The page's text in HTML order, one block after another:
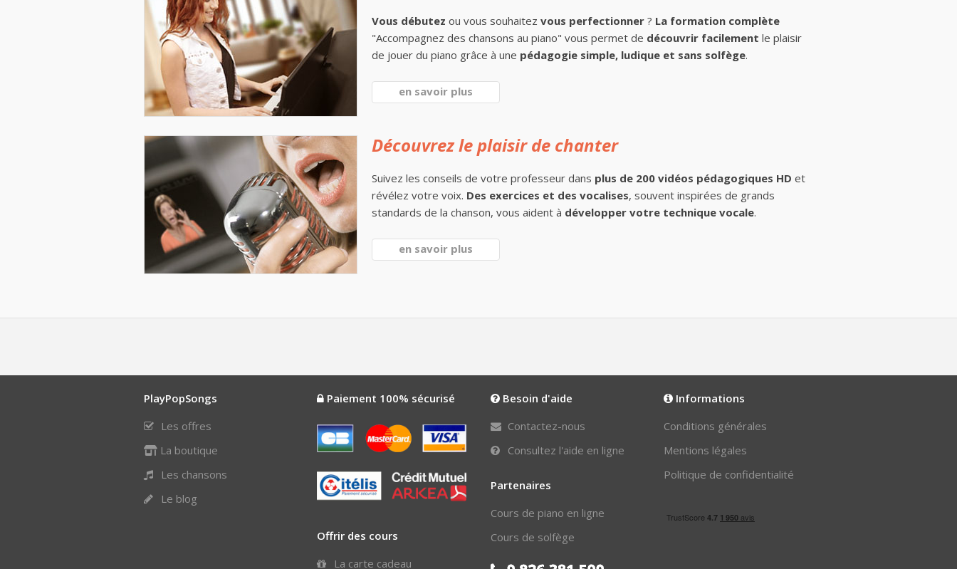
Vous débutez ou vous souhaitez vous perfectionner ? La formation complète
"Accompagnez des chansons au piano" vous permet de découvrir facilement le plaisir
de jouer du piano grâce à une pédagogie simple, ludique et sans solfège.
en savoir plus
Découvrez le plaisir de chanter
Suivez les conseils de votre professeur dans plus de 200 vidéos pédagogiques HD et
révélez votre voix. Des exercices et des vocalises, souvent inspirées de grands
standards de la chanson, vous aident à développer votre technique vocale.
en savoir plus
PlayPopSongs
Les offres
La boutique
Les chansons
Le blog
Paiement 100% sécurisé
Offrir des cours
La carte cadeau
Besoin d'aide
Contactez-nous
Consultez l'aide en ligne
Partenaires
Cours de piano en ligne
Cours de solfège
Informations
Conditions générales
Mentions légales
Politique de confidentialité